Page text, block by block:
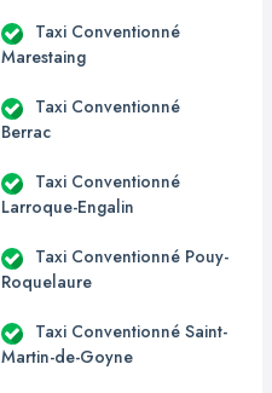
Taxi Conventionné
Marestaing
Taxi Conventionné
Berrac
Taxi Conventionné
Larroque-Engalin
Taxi Conventionné Pouy-
Roquelaure
Taxi Conventionné Saint-
Martin-de-Goyne